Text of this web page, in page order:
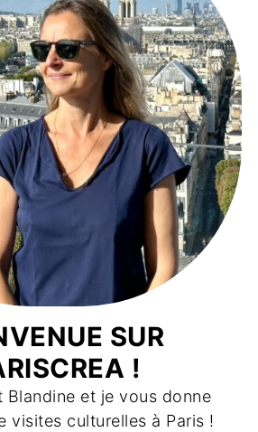
SUR
!
Blandine et je vous donne
visites culturelles à Paris !